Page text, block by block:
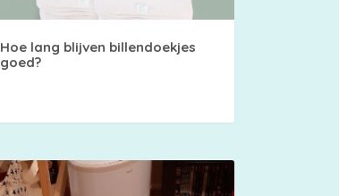
Hoe lang blijven billendoekjes
goed?